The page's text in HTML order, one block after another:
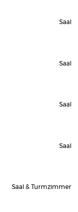
Saal
Saal
Saal
Saal
Saal & Turmzimmer